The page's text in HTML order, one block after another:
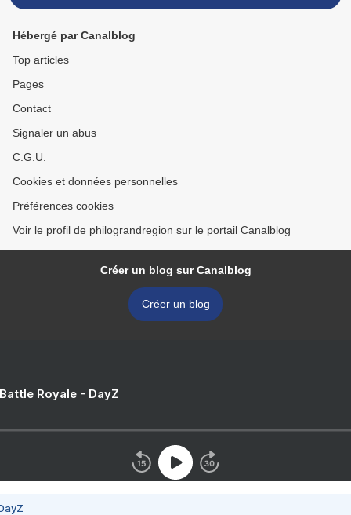
Hébergé par Canalblog
Top articles
Pages
Contact
Signaler un abus
C.G.U.
Cookies et données personnelles
Préférences cookies
Voir le profil de philograndregion sur le portail Canalblog
Créer un blog sur Canalblog
Créer un blog
Royale - DayZ